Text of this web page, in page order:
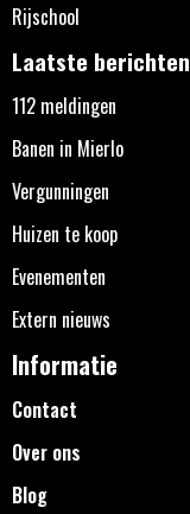
Rijschool
Laatste berichten
112 meldingen
Banen in Mierlo
Vergunningen
Huizen te koop
Evenementen
Extern nieuws
Informatie
Contact
Over ons
Blog